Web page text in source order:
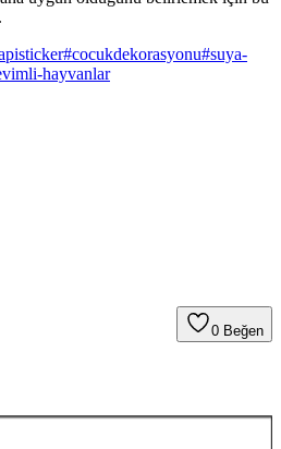
#cocukdekorasyonu#suya-
hayvanlar
0 Beğen